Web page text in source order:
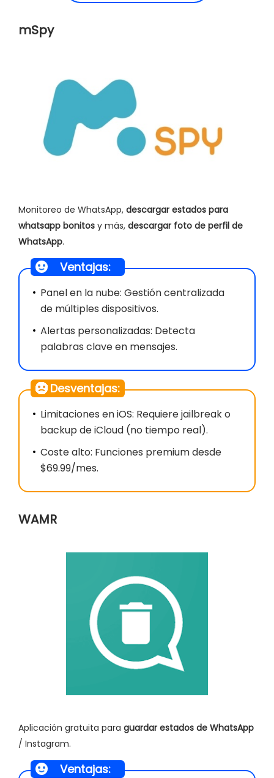
mSpy
Monitoreo de WhatsApp, descargar estados para
whatsapp bonitos y más, descargar foto de perfil de
WhatsApp.
Ventajas:
Panel en la nube: Gestión centralizada
de múltiples dispositivos.
Alertas personalizadas: Detecta
palabras clave en mensajes.
Desventajas:
Limitaciones en iOS: Requiere jailbreak o
backup de iCloud (no tiempo real).
Coste alto: Funciones premium desde
$69.99/mes.
WAMR
Aplicación gratuita para guardar estados de WhatsApp
/ Instagram.
Ventajas: